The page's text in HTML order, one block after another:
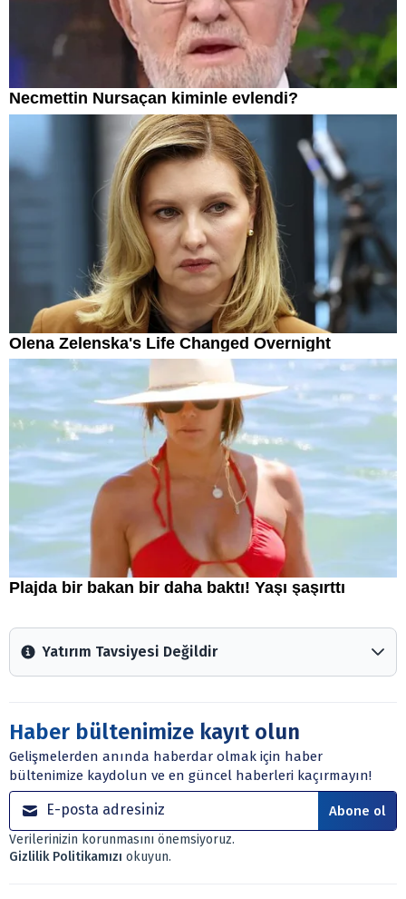
Yatırım Tavsiyesi Değildir
Arztakvimi.com.tr içerisinde yayınlanan bilgiler, yorumlar
Sitede yer alan tüm içerikler kişisel görüşlere
dayanmaktadır. Yatırım danışmanlığı hizmeti; aracı
kurumlar, mevduat kabul etmeyen bankalar, portföy
yönetim şirketleri ile müşteri arasında imzalanacak
sözleşme çerçevesinde sunulmaktadır.
Sitemizde bulunan bilgiler ve görüşler, sizin mali
durumunuz, risk – getiri beklentileriniz ile uyuşmayabilir.
Ayrıca burada yer alan bilgilere dayanarak, yatırım kararı
Haber bültenimize kayıt olun
Gelişmelerden anında haberdar olmak için haber
bültenimize kaydolun ve en güncel haberleri kaçırmayın!
Abone ol
Verilerinizin korunmasını önemsiyoruz.
Gizlilik Politikamızı okuyun.